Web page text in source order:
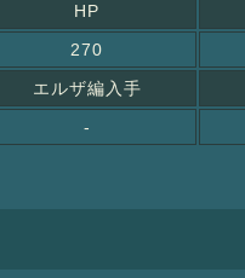
HP
270
エルザ編入手
-